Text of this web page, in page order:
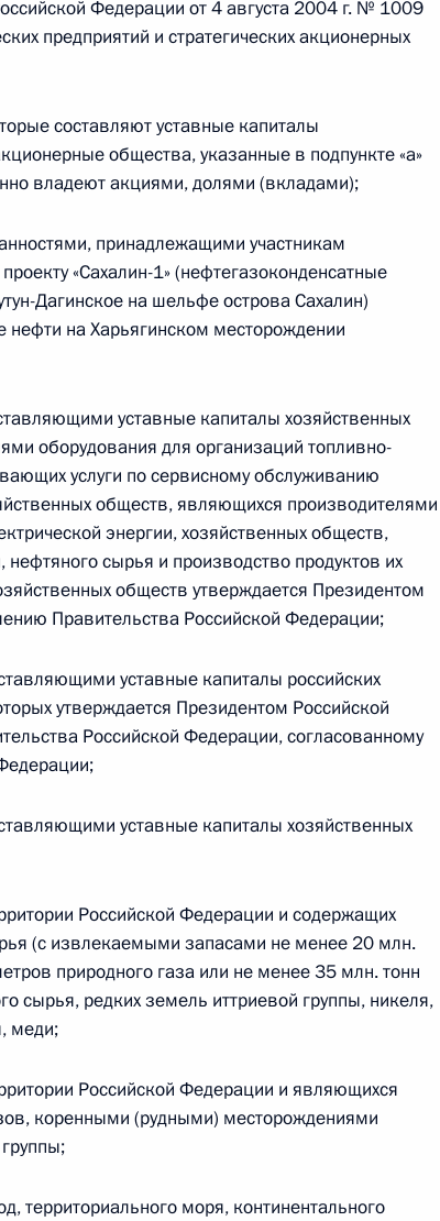
мер в финансовой и топливно-
действиями некоторых
организаций
охране внесены изменения
ребёнка в книге записей рождений
средства материнского капитала для
ИП
для пограничников, выполняющих задачи
СВО территории Российской Федерации
полковнику Ольге Качуре (посмертно)
Федерации от 4 августа 2004 г. № 1009
предприятий и стратегических акционерных
составляют уставные капиталы
общества, указанные в подпункте «а»
владеют акциями, долями (вкладами);
принадлежащими участникам
«Сахалин-1» (нефтегазоконденсатные
Дагинское на шельфе острова Сахалин)
на Харьягинском месторождении
уставные капиталы хозяйственных
оборудования для организаций топливно-
услуги по сервисному обслуживанию
обществ, являющихся производителями
энергии, хозяйственных обществ,
сырья и производство продуктов их
обществ утверждается Президентом
Правительства Российской Федерации;
уставные капиталы российских
утверждается Президентом Российской
Российской Федерации, согласованному
уставные капиталы хозяйственных
Российской Федерации и содержащих
(с извлекаемыми запасами не менее 20 млн.
природного газа или не менее 35 млн. тонн
сырья, редких земель иттриевой группы, никеля,
меди;
Российской Федерации и являющихся
коренными (рудными) месторождениями
территориального моря, континентального